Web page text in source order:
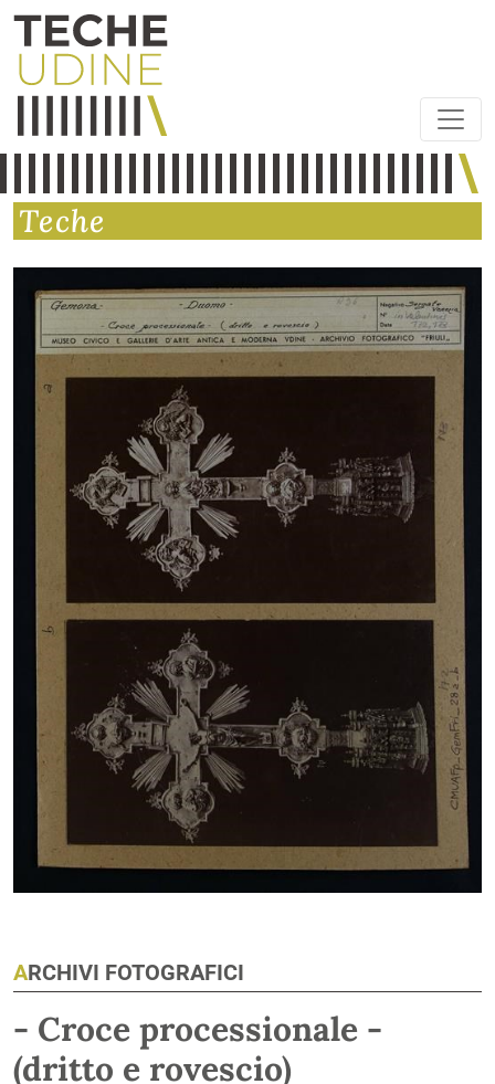
Teche
ARCHIVI FOTOGRAFICI
- Croce processionale -
(dritto e rovescio)